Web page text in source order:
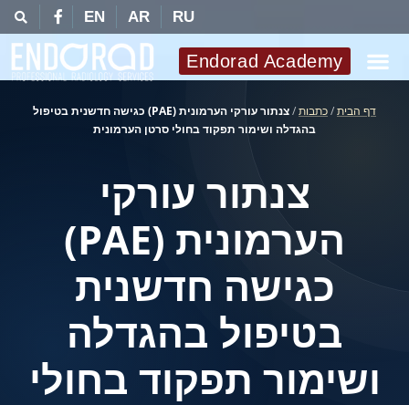
RU
AR
EN
Endorad Academy
דף הבית/כתבות/
צנתור עורקי הערמונית (PAE) כגישה חדשנית בטיפול
בהגדלה ושימור תפקוד בחולי סרטן הערמונית
צנתור עורקי
הערמונית (PAE)
כגישה חדשנית
בטיפול בהגדלה
ושימור תפקוד בחולי